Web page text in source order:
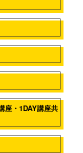
座・1DAY講座共